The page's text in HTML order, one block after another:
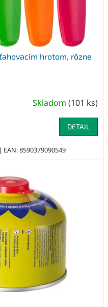
hrotom, rôzne
Skladom(101 ks)
DETAIL
8590379090549